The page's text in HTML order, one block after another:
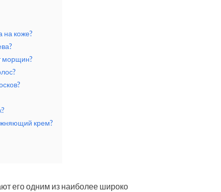
на коже?
морщин?
крем?
его одним из наиболее широко